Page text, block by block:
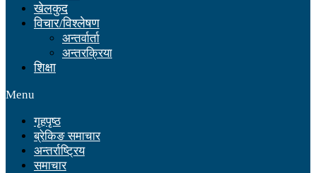
खेलकुद
विचार/विश्लेषण
अन्तर्वार्ता
अन्तरक्रिया
शिक्षा
Menu
गृहपृष्ठ
ब्रेकिङ समाचार
अन्तर्राष्ट्रिय
समाचार